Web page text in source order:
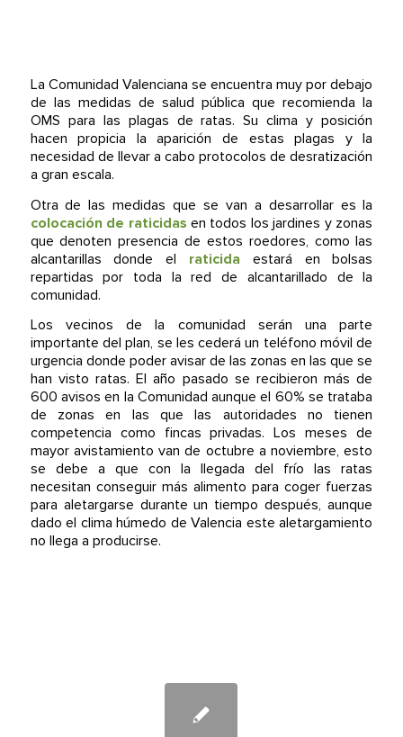
La Comunidad Valenciana se encuentra muy por debajo
de las medidas de salud pública que recomienda la
OMS para las plagas de ratas. Su clima y posición
hacen propicia la aparición de estas plagas y la
necesidad de llevar a cabo protocolos de desratización
a gran escala.
Otra de las medidas que se van a desarrollar es la
colocación de raticidas en todos los jardines y zonas
que denoten presencia de estos roedores, como las
alcantarillas donde el raticida estará en bolsas
repartidas por toda la red de alcantarillado de la
comunidad.
Los vecinos de la comunidad serán una parte
importante del plan, se les cederá un teléfono móvil de
urgencia donde poder avisar de las zonas en las que se
han visto ratas. El año pasado se recibieron más de
600 avisos en la Comunidad aunque el 60% se trataba
de zonas en las que las autoridades no tienen
competencia como fincas privadas. Los meses de
mayor avistamiento van de octubre a noviembre, esto
se debe a que con la llegada del frío las ratas
necesitan conseguir más alimento para coger fuerzas
para aletargarse durante un tiempo después, aunque
dado el clima húmedo de Valencia este aletargamiento
no llega a producirse.